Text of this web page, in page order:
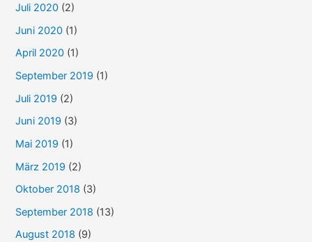
Juli 2020 (2)
Juni 2020 (1)
April 2020 (1)
September 2019 (1)
Juli 2019 (2)
Juni 2019 (3)
Mai 2019 (1)
März 2019 (2)
Oktober 2018 (3)
September 2018 (13)
August 2018 (9)